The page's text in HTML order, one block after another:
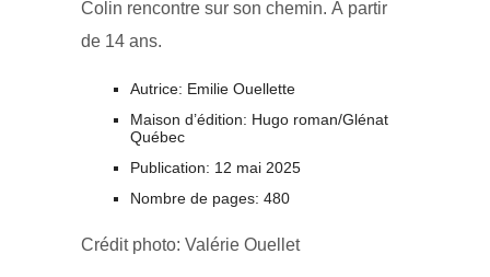
Colin rencontre sur son chemin. À partir
de 14 ans.
Autrice: Emilie Ouellette
Maison d’édition: Hugo roman/Glénat
Québec
Publication: 12 mai 2025
Nombre de pages: 480
Crédit photo: Valérie Ouellet